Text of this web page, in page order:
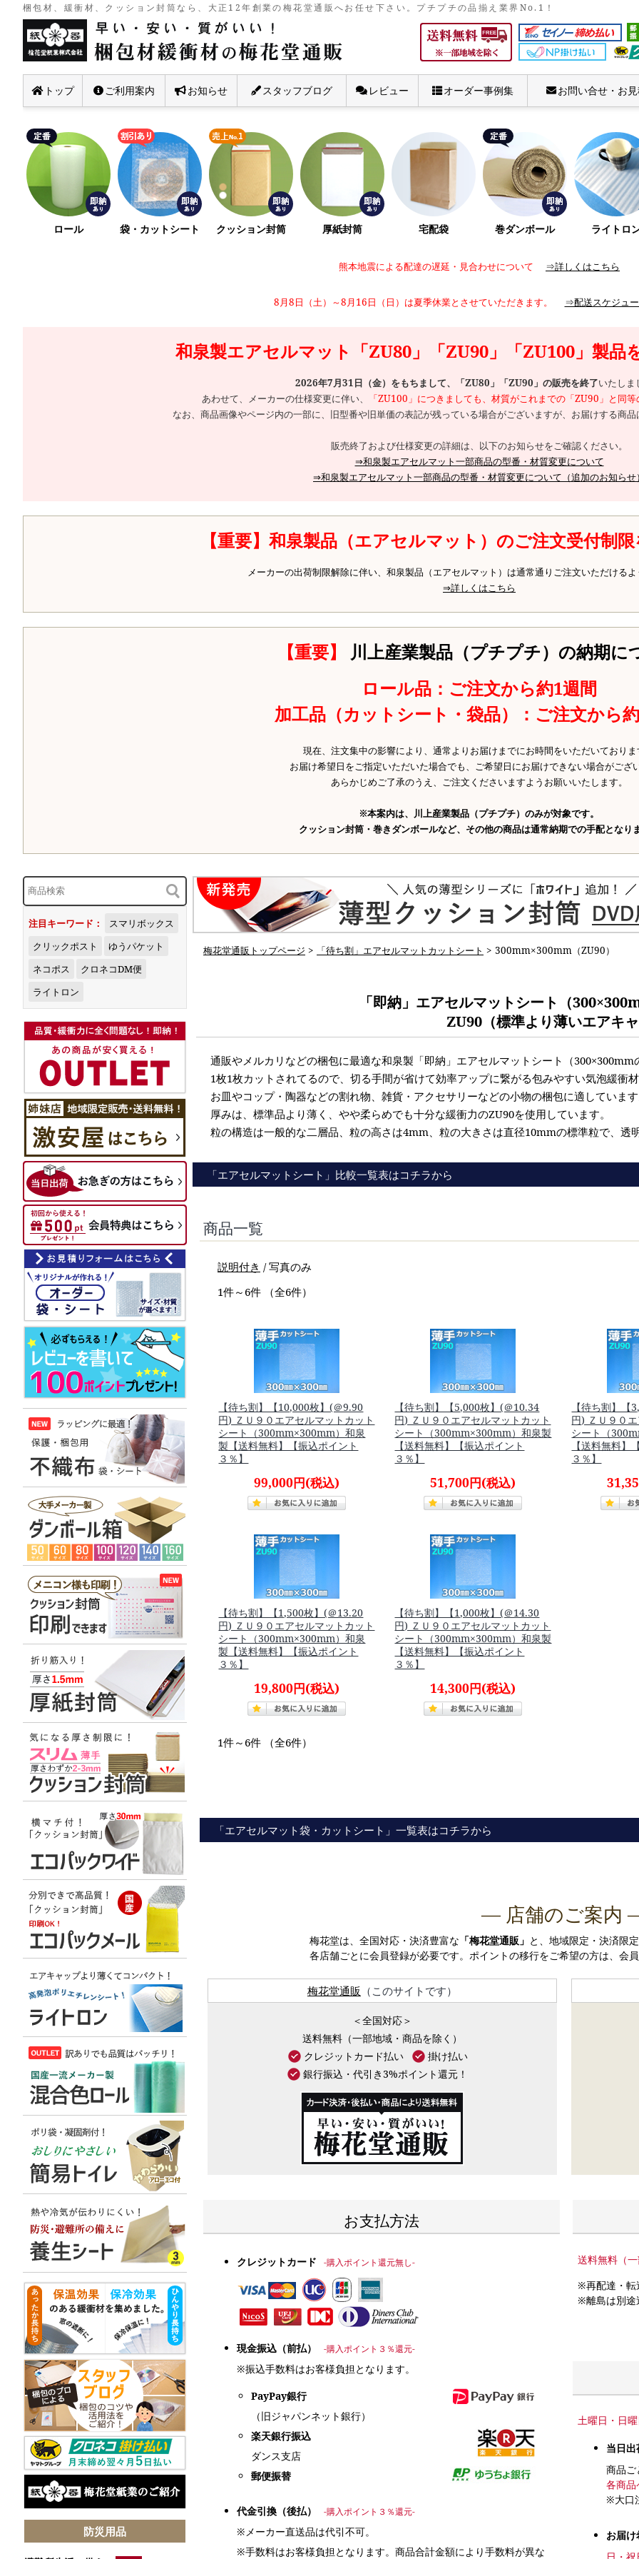
梱包材、緩衝材、クッション封筒なら、大正12年創業の梅花堂通販へお任せ下さい。プチプチの品揃え業界No.1！
トップ ご利用案内 お知らせ スタッフブログ レビュー オーダー事例集 お問い合せ・お見
ロール 袋・カットシート クッション封筒 厚紙封筒 宅配袋 巻ダンボール ライトロ
熊本地震による配達の遅延・見合わせについて ⇒詳しくはこちら
8月8日（土）～8月16日（日）は夏季休業とさせていただきます。 ⇒配送スケジュ
和泉製エアセルマット「ZU80」「ZU90」「ZU100」製品
2026年7月31日（金）をもちまして、「ZU80」「ZU90」の販売を終了いたしま
あわせて、メーカーの仕様変更に伴い、
「ZU100」につきましても、材質がこれまでの「ZU90」と同
なお、商品画像やページ内の一部に、旧型番や旧単価の表記が残っている場合がございますが、お届けする商品
販売終了および仕様変更の詳細は、以下のお知らせをご確認ください。
⇒和泉製エアセルマット一部商品の型番・材質変更について
⇒和泉製エアセルマット一部商品の型番・材質変更について（追加のお知らせ）
【重要】和泉製品（エアセルマット）のご注文受付制
メーカーの出荷制限解除に伴い、和泉製品（エアセルマット）は通常通りご注文いただけるよ
⇒詳しくはこちら
【重要】
川上産業製品（プチプチ）の納期に
ロール品：ご注文から約1週間
加工品（カットシート・袋品）：ご注文から
現在、注文集中の影響により、通常よりお届けまでにお時間をいただいておりま
お届け希望日をご指定いただいた場合でも、ご希望日にお届けできない場合がござい
あらかじめご了承のうえ、ご注文くださいますようお願いいたします。
※本案内は、川上産業製品（プチプチ）のみが対象です。
クッション封筒・巻きダンボールなど、その他の商品は通常納期での手配となりま
注目キーワード：
スマリボックス
クリックポスト
ゆうパケット
ネコポス
クロネコDM便
ライトロン
防災用品
梅花堂通販トップページ > 「待ち割」エアセルマットカットシート > 300mm×300mm（ZU90）
「即納」エアセルマットシート（
ZU90（標準より薄いエアキャ
通販やメルカリなどの梱包に最適な和泉製「即納」エアセルマットシート（300×300mm
1枚1枚カットされてるので、切る手間が省けて効率アップに繋がる包みやすい気泡緩衝材
お皿やコップ・陶器などの割れ物、雑貨・アクセサリーなどの小物の梱包に適しています
厚みは、標準品より薄く、やや柔らめでも十分な緩衝力のZU90を使用しています。
粒の構造は一般的な二層品、粒の高さは4mm、粒の大きさは直径10mmの標準粒で、透
「エアセルマットシート」比較一覧表はコチラから
商品一覧
説明付き / 写真のみ
1件～6件 （全6件）
【待ち割】【10,000枚】(＠9.90
円) ＺＵ９０エアセルマットカット
シート（300mm×300mm）和泉
製【送料無料】【振込ポイント
３％】
99,000円(税込)
【待ち割】【5,000枚】(＠10.34
円) ＺＵ９０エアセルマットカット
シート（300mm×300mm）和泉製
【送料無料】【振込ポイント
３％】
51,700円(税込)
【待ち割】【
円) ＺＵ９０
シート（
【送料無料】
３％】
【待ち割】【1,500枚】(＠13.20
円) ＺＵ９０エアセルマットカット
シート（300mm×300mm）和泉
製【送料無料】【振込ポイント
３％】
19,800円(税込)
【待ち割】【1,000枚】(＠14.30
円) ＺＵ９０エアセルマットカット
シート（300mm×300mm）和泉製
【送料無料】【振込ポイント
３％】
14,300円(税込)
1件～6件 （全6件）
「エアセルマット袋・カットシート」一覧表はコチラから
― 店舗のご案内
梅花堂は、全国対応・決済豊富な 「梅花堂通販」 と、地域限定・決済限
各店舗ごとに会員登録が必要です。ポイントの移行をご希望の方は、会
梅花堂通販 （このサイトです）
＜全国対応＞
送料無料（一部地域・商品を除く）
クレジットカード払い
掛け払い
銀行振込・代引き3%ポイント還元！
お支払方法
クレジットカード -購入ポイント還元無し-
現金振込（前払） -購入ポイント３％還元-
※振込手数料はお客様負担となります。
PayPay銀行
（旧ジャパンネット銀行）
楽天銀行振込
ダンス支店
郵便振替
代金引換（後払） -購入ポイント３％還元-
※メーカー直送品は代引不可。
※手数料はお客様負担となります。商品合計金額により手数料が異な
送料無料（
※再配達・転
※離島は別途
土曜日・日
当日
商品ご
各商
※大口
お届